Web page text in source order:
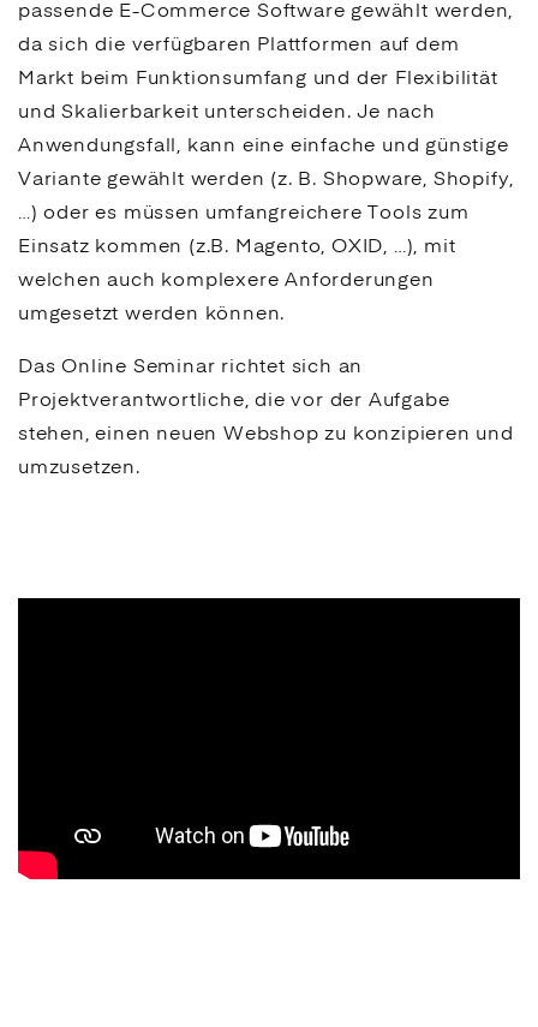
passende E-Commerce Software gewählt werden,
da sich die verfügbaren Plattformen auf dem
Markt beim Funktionsumfang und der Flexibilität
und Skalierbarkeit unterscheiden. Je nach
Anwendungsfall, kann eine einfache und günstige
Variante gewählt werden (z. B. Shopware, Shopify,
…) oder es müssen umfangreichere Tools zum
Einsatz kommen (z.B. Magento, OXID, …), mit
welchen auch komplexere Anforderungen
umgesetzt werden können.
Das Online Seminar richtet sich an
Projektverantwortliche, die vor der Aufgabe
stehen, einen neuen Webshop zu konzipieren und
umzusetzen.